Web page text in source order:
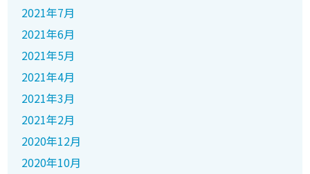
2021年7月
2021年6月
2021年5月
2021年4月
2021年3月
2021年2月
2020年12月
2020年10月